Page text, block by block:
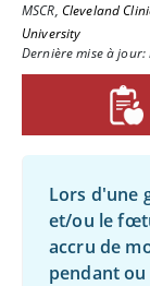
MSCR, Cleveland
University
Dernière mise à
Lors d'une
et/ou le
accru de
pendant